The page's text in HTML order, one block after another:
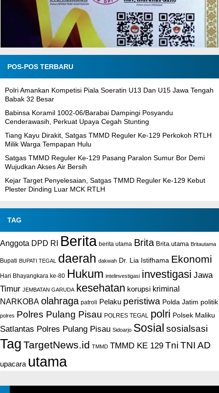
POS-POS TERBARU
Polri Amankan Kompetisi Piala Soeratin U13 Dan U15 Jawa Tengah
Babak 32 Besar
Babinsa Koramil 1002-06/Barabai Dampingi Posyandu
Cenderawasih, Perkuat Upaya Cegah Stunting
Tiang Kayu Dirakit, Satgas TMMD Reguler Ke-129 Perkokoh RTLH
Milik Warga Tempapan Hulu
Satgas TMMD Reguler Ke-129 Pasang Paralon Sumur Bor Demi
Wujudkan Akses Air Bersih
Kejar Target Penyelesaian, Satgas TMMD Reguler Ke-129 Kebut
Plester Dinding Luar MCK RTLH
TAG
Anggota DPD RI Berita berita utama Brita Brita.utama Britautama
Bupati BUPATI TEGAL daerah dakwah Dr. Lia Istifhama Ekonomi
Hari Bhayangkara ke-80 Hukum intelinvestigasi investigasi Jawa
Timur JEMBATAN GARUDA kesehatan korupsi kriminal
NARKOBA olahraga patroli Pelaku peristiwa Polda Jatim politik
polres Polres Pulang Pisau POLRES TEGAL polri Polsek Maliku
Satlantas Polres Pulang Pisau Sidoarjo Sosial sosialsasi
Tag TargetNews.id TMMD TMMD KE 129 Tni TNI AD
upacara utama